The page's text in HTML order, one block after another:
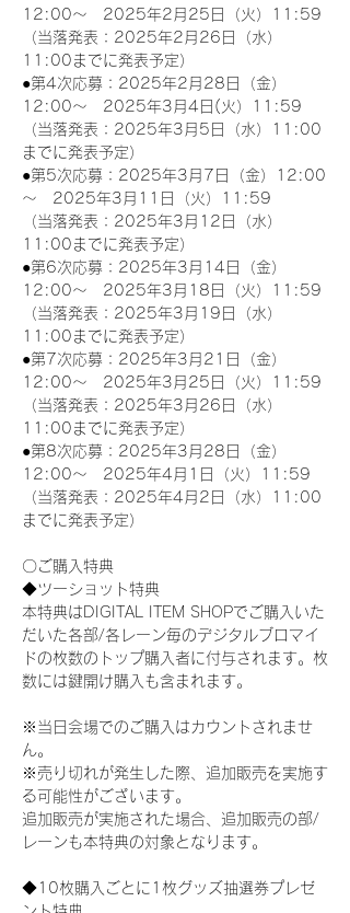
12:00～　2025年2月25日（火）11:59
（当落発表：2025年2月26日（水）
11:00までに発表予定）
●第4次応募：2025年2月28日（金）
12:00～　2025年3月4日(火）11:59
（当落発表：2025年3月5日（水）11:00
までに発表予定）
●第5次応募：2025年3月7日（金）12:00
～　2025年3月11日（火）11:59
（当落発表：2025年3月12日（水）
11:00までに発表予定）
●第6次応募：2025年3月14日（金）
12:00～　2025年3月18日（火）11:59
（当落発表：2025年3月19日（水）
11:00までに発表予定）
●第7次応募：2025年3月21日（金）
12:00～　2025年3月25日（火）11:59
（当落発表：2025年3月26日（水）
11:00までに発表予定）
●第8次応募：2025年3月28日（金）
12:00～　2025年4月1日（火）11:59
（当落発表：2025年4月2日（水）11:00
までに発表予定）
〇ご購入特典
◆ツーショット特典
本特典はDIGITAL ITEM SHOPでご購入いた
だいた各部/各レーン毎のデジタルブロマイ
ドの枚数のトップ購入者に付与されます。枚
数には鍵開け購入も含まれます。
※当日会場でのご購入はカウントされませ
ん。
※売り切れが発生した際、追加販売を実施す
る可能性がございます。
追加販売が実施された場合、追加販売の部/
レーンも本特典の対象となります。
◆10枚購入ごとに1枚グッズ抽選券プレゼ